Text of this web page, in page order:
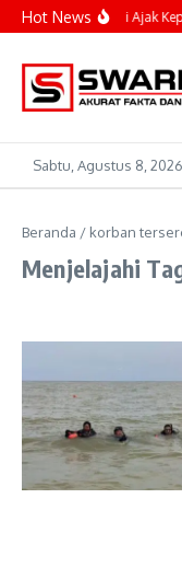
Lewati ke konten
Hot NewsMahyeldi Ajak
Sabtu, Agustus 8, 2026
Beranda / korban
Menjelajahi